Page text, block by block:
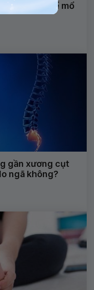
định có thể mổ
gần xương cụt
ngã không?